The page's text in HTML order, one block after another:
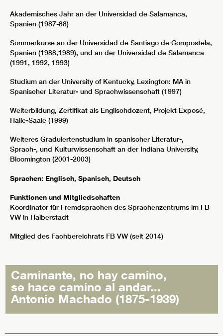
Akademisches Jahr an der Universidad de Salamanca,
Spanien (1987-88)
Sommerkurse an der Universidad de Santiago de Compostela,
Spanien (1988,1989), und an der Universidad de Salamanca
(1991, 1992, 1993)
Studium an der University of Kentucky, Lexington: MA in
Spanischer Literatur- und Sprachwissenschaft (1997)
Weiterbildung, Zertifikat als Englischdozent, Projekt Exposé,
Halle-Saale (1999)
Weiteres Graduiertenstudium in spanischer Literatur-,
Sprach-, und Kulturwissenschaft an der Indiana University,
Bloomington (2001-2003)
Sprachen: Englisch, Spanisch, Deutsch
Funktionen und Mitgliedschaften
Koordinator für Fremdsprachen des Sprachenzentrums im FB
VW in Halberstadt
Mitglied des Fachbereichrats FB VW (seit 2014)
Caminante, no hay camino,
se hace camino al andar...
Antonio Machado (1875-1939)